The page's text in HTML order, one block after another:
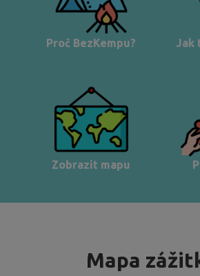
Proč BezKempu? Jak
Zobrazit mapu
Mapa